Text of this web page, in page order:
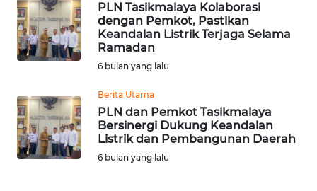
PLN Tasikmalaya Kolaborasi
dengan Pemkot, Pastikan
Keandalan Listrik Terjaga Selama
Ramadan
6 bulan yang lalu
Berita Utama
PLN dan Pemkot Tasikmalaya
Bersinergi Dukung Keandalan
Listrik dan Pembangunan Daerah
6 bulan yang lalu
WN
JATIM
WN
WN
KALBAR